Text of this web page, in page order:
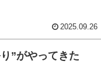
2025.09.26
”がやってきた